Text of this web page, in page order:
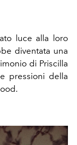
luce alla loro
diventata una
di Priscilla
pressioni della